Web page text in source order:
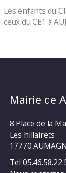
Les enfants du
ceux du CE1 à
Mairie de
8 Place de la
Les hillairets
17770
Tel